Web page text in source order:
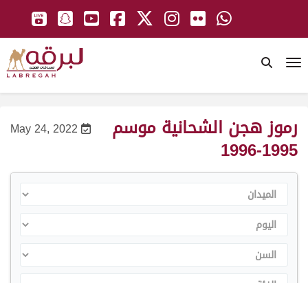
May 24, 2022 رموز هجن الشحانية موسم
1995-1996
الميدان
اليوم
السن